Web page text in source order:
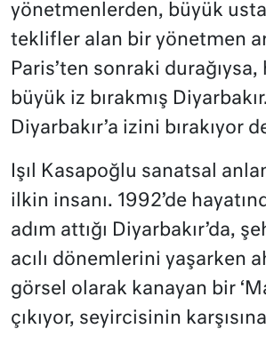
yönetmenlerden, büyük
teklifler alan bir yönetmen
Paris’ten sonraki durağıysa,
büyük iz bırakmış
Diyarbakır’a izini bırakıyor
Işıl Kasapoğlu sanatsal
ilkin insanı. 1992’de
adım attığı Diyarbakır’da,
acılı dönemlerini yaşarken
görsel olarak kanayan bir
çıkıyor, seyircisinin